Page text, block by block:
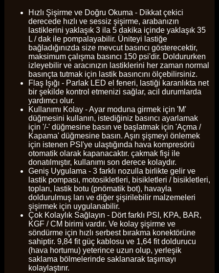
Hızlı Şişirme ve Doğru Okuma - Dikkat çekici
derecede hızlı ve sessiz şişirme, arabanızın
lastiklerini yaklaşık 3 ila 5 dakika içinde yaklaşık 35
L / dak ile pompalayabilir. Üniteyi lastiğe
bağladığınızda size mevcut basıncı gösterecektir,
maksimum çalışma basıncı 150 psi'dir. Doldururken
izleyebilir ve aracınızın lastiklerini her zaman normal
basınçta tutmak için lastik basıncını ölçebilirsiniz.
Flaş Işığı - Parlak LED el feneri, lastiği karanlıkta net
bir şekilde kontrol etmenizi sağlar, acil durumlarda
yardımcı olur.
Kullanımı Kolay - Ayar moduna girmek için 'M'
düğmesini kullanın, istediğiniz basıncı ayarlamak
için '/-' düğmesine basın ve başlatmak için 'Açma /
Kapama' düğmesine basın. Aşırı şişmeyi önlemek
için istenen PSI'ye ulaştığında hava kompresörü
otomatik olarak kapanacaktır. çakmak fişi ile
donatılmıştır, kullanımı son derece kolaydır.
Geniş Uygulama - 3 farklı nozulla birlikte gelir ve
lastik pompası, motosikletleri, bisikletleri / bisikletleri,
topları, lastik botu (pnömatik bot), havayla
doldurulmuş ları ve diğer şişirilebilir malzemeleri
şişirmek için uygulanabilir.
Çok Kolaylık Sağlayın - Dört farklı PSI, KPA, BAR,
KGF / CM birimi vardır. Ve kolay şişirme ve
söndürme için hızlı serbest bırakma konektörüne
sahiptir. 9,84 fit güç kablosu ve 1,64 fit doldurucu
(hava hortumu) yeterince uzun olup, yerleşik
saklama bölmelerinde saklanarak taşımayı
kolaylaştırır.